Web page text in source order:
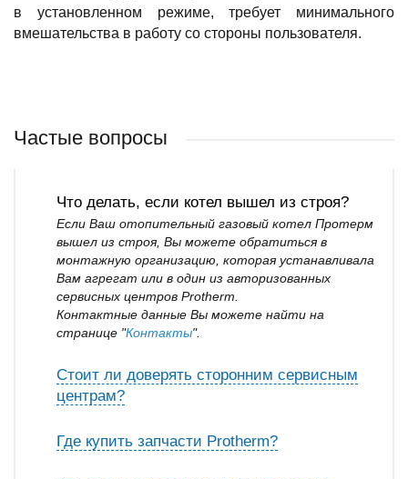
в установленном режиме, требует минимального
вмешательства в работу со стороны пользователя.
Частые вопросы
Что делать, если котел вышел из строя?
Если Ваш отопительный газовый котел Протерм
вышел из строя, Вы можете обратиться в
монтажную организацию, которая устанавливала
Вам агрегат или в один из авторизованных
сервисных центров Protherm.
Контактные данные Вы можете найти на
странице "Контакты".
Стоит ли доверять сторонним сервисным
центрам?
Где купить запчасти Protherm?